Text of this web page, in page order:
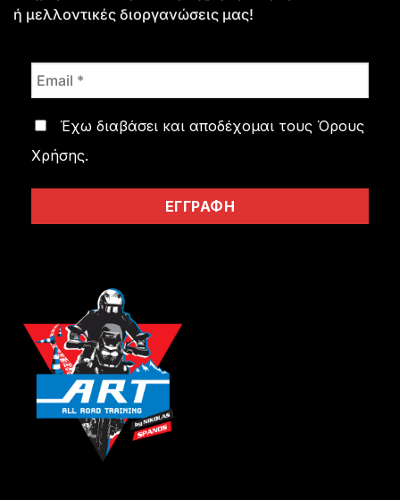
ή μελλοντικές διοργανώσεις μας!
Έχω διαβάσει και αποδέχομαι τους Όρους
Χρήσης.